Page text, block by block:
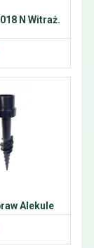
N Witraż.
Alekule